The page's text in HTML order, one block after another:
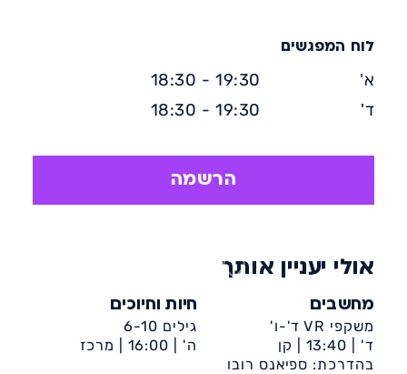
הגילים ולכל הרמות.
יתרונות הכדורגל: פעילות גופנית אירובית
המסייעת בהגברת האנרגיה, חיזוק הביטחון
העצמי, פיתוח האינטראקציות החברתיות.
הרשמה
לוח המפגשים
א'
19:30 - 18:30
ד'
19:30 - 18:30
אולי יעניין אותך
מחשבים
משקפי VR ד'-ו'
ד' | 13:40 |
קן
מלכה-ט'-ביה״ס אשכול
בהדרכת: ספיאנס רובו
חיות וחיוכים
גילים 6-10
ה' | 16:00 |
מרכז